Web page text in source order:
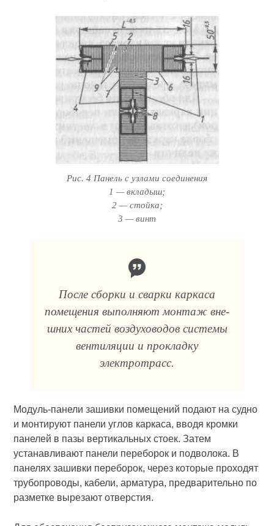
Рис. 4 Панель с узлами соединения
1 — вкладыш;
2 — стойка;
3 — винт
После сборки и сварки каркаса
помещения выполняют монтаж вне­
шних частей воздуховодов системы
вентиляции и прокладку
электротрасс.
Модуль-панели зашивки помещений подают на судно
и монтируют панели углов каркаса, вводя кромки
панелей в пазы вертикальных сто­ек. Затем
устанавливают панели переборок и подволока. В
панелях зашивки переборок, через которые проходят
трубопроводы, кабели, ар­матура, предварительно по
разметке вырезают отверстия.